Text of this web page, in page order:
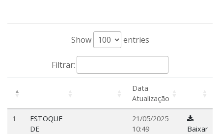
Show entries
Filtrar:
Data
Atualização
1
ESTOQUE
DE
21/05/2025
10:49
Baixar